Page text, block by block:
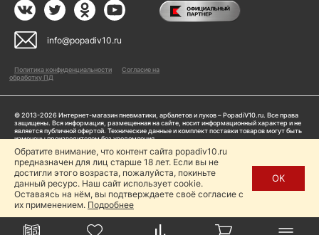
info@popadiv10.ru
Политика конфиденциальности
Согласие на
обработку ПД
© 2013-2026 Интернет-магазин пневматики, арбалетов и луков – PopadiV10.ru. Все права
защищены. Вся информация, размещенная на сайте, носит информационный характер и не
является публичной офертой. Технические данные и комплект поставки товаров могут быть
изменены производителем без уведомления
Пользуясь сайтом Popadiv10.ru, пользователь автоматически соглашается с условиями,
прописанными в
Политике конфиденциальности
Копирование любой информации (тексты, фото, видео и др.) с сайта Popadiv10 запрещено,
за исключением наличия письменного согласия администрации сайта Popadiv10.
Обратите внимание, что контент сайта popadiv10.ru
предназначен для лиц старше 18 лет. Если вы не
достигли этого возраста, пожалуйста, покиньте
данный ресурс. Наш сайт использует cookie.
Оставаясь на нём, вы подтверждаете своё согласие с
их применением. Подробнее
ОК